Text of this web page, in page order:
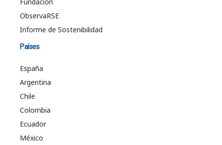
ObservaRSE
Informe de Sostenibilidad
Países
España
Argentina
Chile
Colombia
Ecuador
México